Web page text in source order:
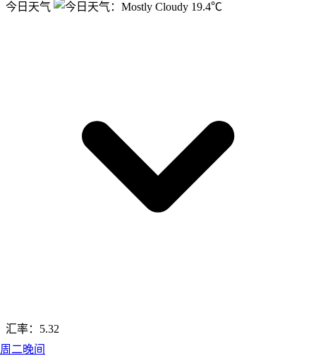
今日天气
19.4℃
周二晚间
汇率： 5.32